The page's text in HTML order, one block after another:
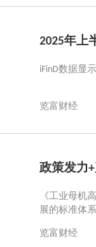
2025年上
iFinD数据显
览富财经
政策发力
《工业母机
展的标准体
览富财经